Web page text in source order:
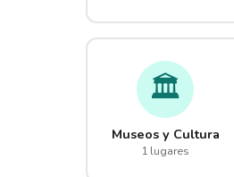
🏛️
Museos y Cultura
1 lugares